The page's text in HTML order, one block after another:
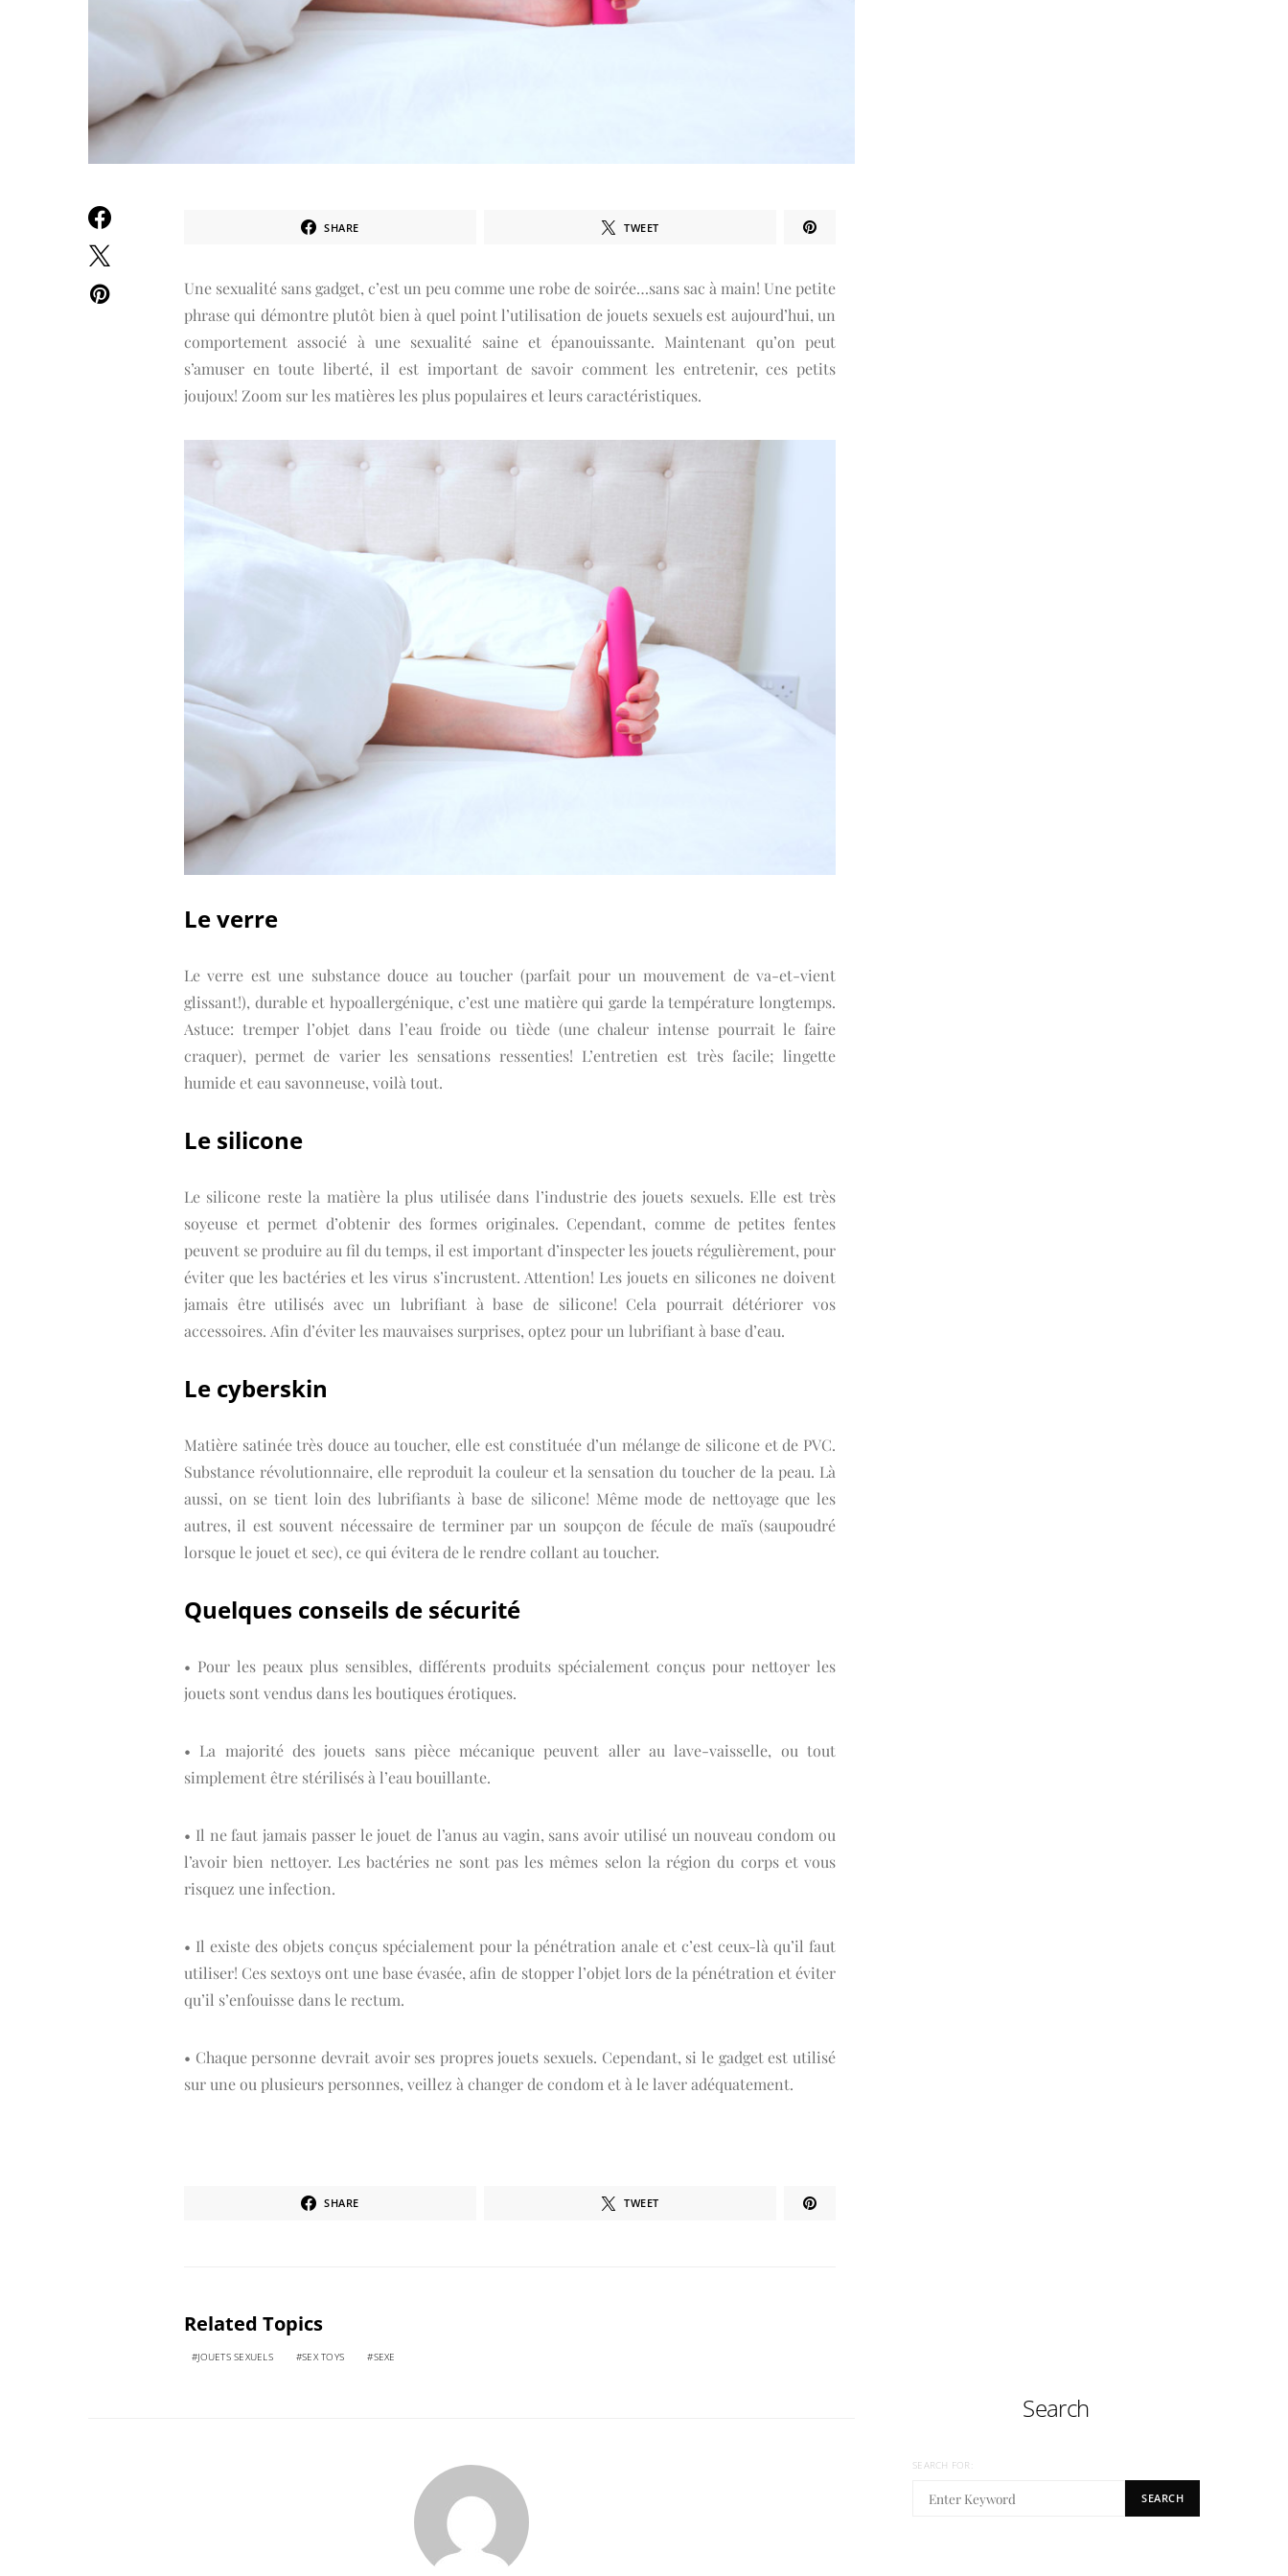
SHARE TWEET
Une sexualité sans gadget, c’est un peu comme une robe de soirée…sans sac à main! Une petite
phrase qui démontre plutôt bien à quel point l’utilisation de jouets sexuels est aujourd’hui, un
comportement associé à une sexualité saine et épanouissante. Maintenant qu’on peut
s’amuser en toute liberté, il est important de savoir comment les entretenir, ces petits
joujoux! Zoom sur les matières les plus populaires et leurs caractéristiques.
Le verre
Le verre est une substance douce au toucher (parfait pour un mouvement de va-et-vient
glissant!), durable et hypoallergénique, c’est une matière qui garde la température longtemps.
Astuce: tremper l’objet dans l’eau froide ou tiède (une chaleur intense pourrait le faire
craquer), permet de varier les sensations ressenties! L’entretien est très facile; lingette
humide et eau savonneuse, voilà tout.
Le silicone
Le silicone reste la matière la plus utilisée dans l’industrie des jouets sexuels. Elle est très
soyeuse et permet d’obtenir des formes originales. Cependant, comme de petites fentes
peuvent se produire au fil du temps, il est important d’inspecter les jouets régulièrement, pour
éviter que les bactéries et les virus s’incrustent. Attention! Les jouets en silicones ne doivent
jamais être utilisés avec un lubrifiant à base de silicone! Cela pourrait détériorer vos
accessoires. Afin d’éviter les mauvaises surprises, optez pour un lubrifiant à base d’eau.
Le cyberskin
Matière satinée très douce au toucher, elle est constituée d’un mélange de silicone et de PVC.
Substance révolutionnaire, elle reproduit la couleur et la sensation du toucher de la peau. Là
aussi, on se tient loin des lubrifiants à base de silicone! Même mode de nettoyage que les
autres, il est souvent nécessaire de terminer par un soupçon de fécule de maïs (saupoudré
lorsque le jouet et sec), ce qui évitera de le rendre collant au toucher.
Quelques conseils de sécurité
• Pour les peaux plus sensibles, différents produits spécialement conçus pour nettoyer les
jouets sont vendus dans les boutiques érotiques.
• La majorité des jouets sans pièce mécanique peuvent aller au lave-vaisselle, ou tout
simplement être stérilisés à l’eau bouillante.
• Il ne faut jamais passer le jouet de l’anus au vagin, sans avoir utilisé un nouveau condom ou
l’avoir bien nettoyer. Les bactéries ne sont pas les mêmes selon la région du corps et vous
risquez une infection.
• Il existe des objets conçus spécialement pour la pénétration anale et c’est ceux-là qu’il faut
utiliser! Ces sextoys ont une base évasée, afin de stopper l’objet lors de la pénétration et éviter
qu’il s’enfouisse dans le rectum.
• Chaque personne devrait avoir ses propres jouets sexuels. Cependant, si le gadget est utilisé
sur une ou plusieurs personnes, veillez à changer de condom et à le laver adéquatement.
SHARE TWEET
Related Topics
JOUETS SEXUELS SEX TOYS SEXE
Search
SEARCH FOR:
SEARCH